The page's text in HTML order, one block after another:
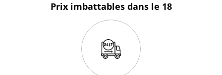
Prix imbattables dans le 18